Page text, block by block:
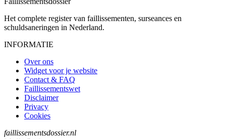
Het complete register van faillissementen, surseances en
schuldsaneringen in Nederland.
INFORMATIE
Over ons
Widget voor je website
Contact & FAQ
Faillissementswet
Disclaimer
Privacy
Cookies
faillissementsdossier.nl